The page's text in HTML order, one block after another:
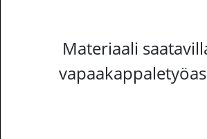
Materiaali